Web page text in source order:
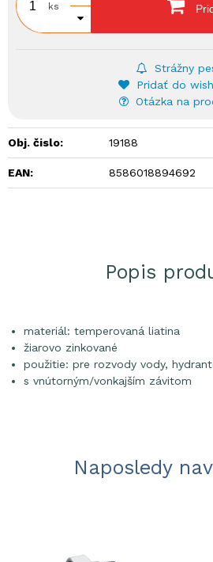
ks
Strážny
Pridať do
Otázka na
Obj. čislo: 19188
EAN: 8586018894692
Popis
materiál: temperovaná liatina
žiarovo zinkované
použitie: pre rozvody vody,
s vnútorným/vonkajším závitom
Naposledy